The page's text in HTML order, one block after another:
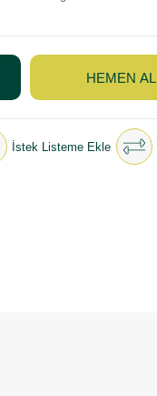
İstek Listeme Ekle